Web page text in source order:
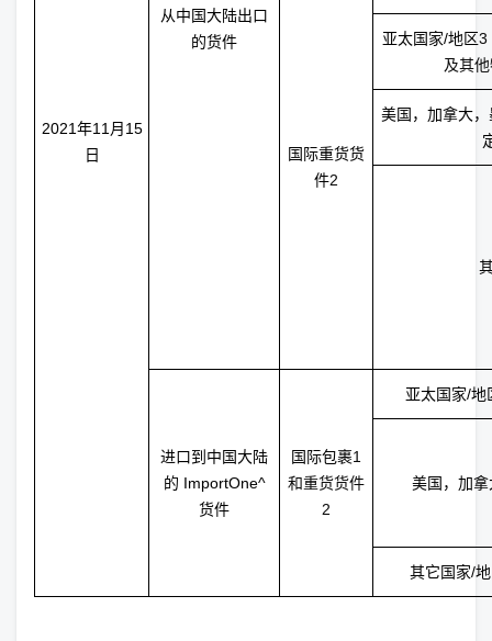
2021年11月15
日
从中国大陆出口
的货件
国际重货货
件2
亚太国家/地区3
及其
美国，加拿大
进口到中国大陆
的 ImportOne^
货件
国际包裹1
和重货货件
2
亚太国家/地
美国，加
其它国家/